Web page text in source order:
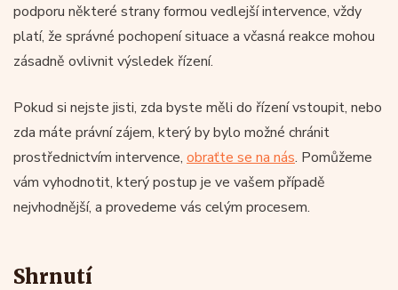
podporu některé strany formou vedlejší intervence, vždy
platí, že správné pochopení situace a včasná reakce mohou
zásadně ovlivnit výsledek řízení.
Pokud si nejste jisti, zda byste měli do řízení vstoupit, nebo
zda máte právní zájem, který by bylo možné chránit
prostřednictvím intervence, obraťte se na nás. Pomůžeme
vám vyhodnotit, který postup je ve vašem případě
nejvhodnější, a provedeme vás celým procesem.
Shrnutí